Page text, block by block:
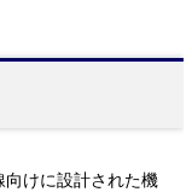
向けに設計された機